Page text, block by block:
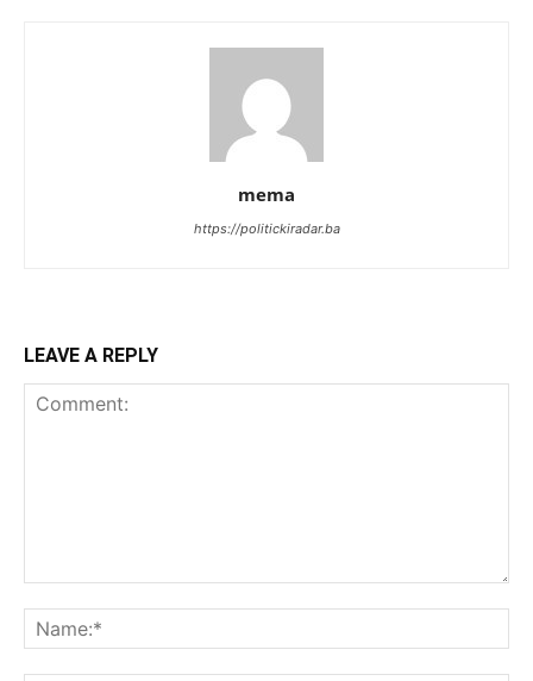
mema
https://politickiradar.ba
LEAVE A REPLY